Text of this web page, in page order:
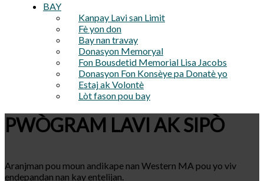
BAY
Kanpay Lavi san Limit
Fè yon don
Bay nan travay
Donasyon Memoryal
Fon Bousdetid Memorial Lisa Jacobs
Donasyon Fon Konsèye pa Donatè yo
Estaj ak Volontè
Lòt fason pou bay
PWÒGRAM LAVI AK SIPÒ
Aranjman pou moun andikape nan Western MA pou yo viv
endepandan nan kay entelijan.